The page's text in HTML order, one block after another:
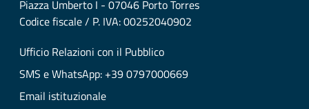
Piazza Umberto I - 07046 Porto Torres
Codice fiscale / P. IVA: 00252040902
Ufficio Relazioni con il Pubblico
SMS e WhatsApp: +39 0797000669
Email istituzionale